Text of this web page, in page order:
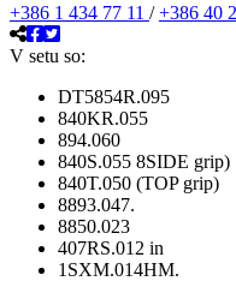
+386 1 434 77 11 /+386 40
V setu so:
DT5854R.095
840KR.055
894.060
840S.055 8SIDE grip)
840T.050 (TOP grip)
8893.047.
8850.023
407RS.012 in
1SXM.014HM.